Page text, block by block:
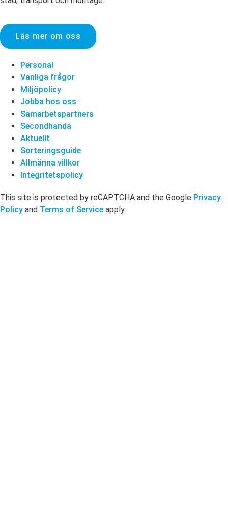
Läs mer om oss
Personal
Vanliga frågor
Miljöpolicy
Jobba hos oss
Samarbetspartners
Secondhanda
Aktuellt
Sorteringsguide
Allmänna villkor
Integritetspolicy
This site is protected by reCAPTCHA and the Google Privacy
Policy and Terms of Service apply.